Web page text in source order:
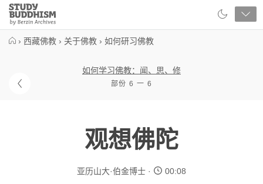
Close
Study
Buddhism
› 西藏佛教 › 关于佛教 › 如何研习佛教
如何学习佛教：闻、思、修
部份 6 一 6
观想佛陀
亚历山大·伯金博士 00:08